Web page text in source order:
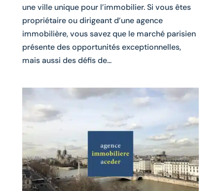
une ville unique pour l’immobilier. Si vous êtes
propriétaire ou dirigeant d’une agence
immobilière, vous savez que le marché parisien
présente des opportunités exceptionnelles,
mais aussi des défis de...